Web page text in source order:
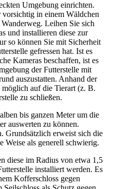
Umgebung einrichten.
in einem Wäldchen
Leihen Sie sich
und installieren diese zur
so können Sie mit Sicherheit
gefressen hat. Ist es
Kameras beschaffen, ist es
der Futterstelle mit
auszustatten. Anhand der
möglich auf die Tierart (z. B.
zu schließen.
bis ganzen Meter um die
auswerten zu können.
Grundsätzlich erweist sich die
Weise als generell schwierig.
diese im Radius von etwa 1,5
installiert werden. Es
Kofferschloss gegen